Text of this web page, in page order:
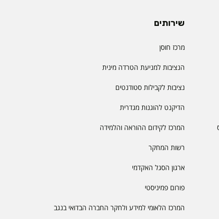
שירותים
מרכז חוסן
הנציבות למניעת הטרדה מינית
נציבות לקבילות סטודנטים
הדיקנט להוגנות מגדרית
המרכז לקידום ההוראה והלמידה
רשות המחקר
ארגון הסגל האקדמי
פורום פמיניסטי
המרכז הלאומי למידע ולחקר החברה הבדואי בנגב